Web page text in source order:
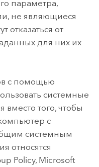
параметра,
не являющиеся
отказаться от
для них их
с помощью
системные
того, чтобы
с
системным
относятся
Policy, Microsoft